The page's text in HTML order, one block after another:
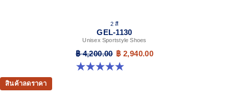
2 สี
GEL-1130
Unisex Sportstyle Shoes
฿ 4,200.00 ฿ 2,940.00
4.9 จาก 5 ดาว 27 รีวิว
สินค้าลดราคา